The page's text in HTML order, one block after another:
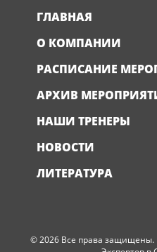
ГЛАВНАЯ
О КОМПАНИИ
РАСПИСАНИЕ
АРХИВ
НАШИ ТРЕНЕРЫ
НОВОСТИ
ЛИТЕРАТУРА
© 2026 Все права защищены.